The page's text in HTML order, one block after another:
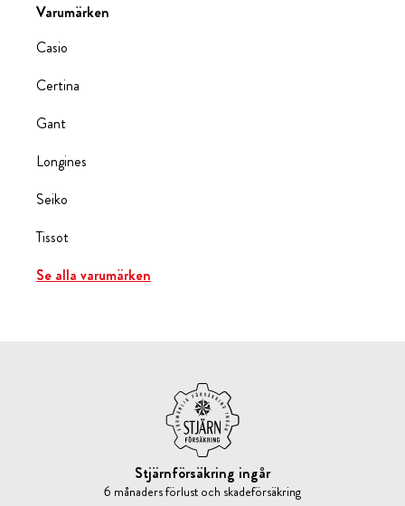
Varumärken
Casio
Certina
Gant
Longines
Seiko
Tissot
Se alla varumärken
Stjärnförsäkring ingår
6 månaders förlust och skadeförsäkring